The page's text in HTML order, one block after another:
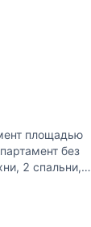
площадью
без
2 спальни, 2